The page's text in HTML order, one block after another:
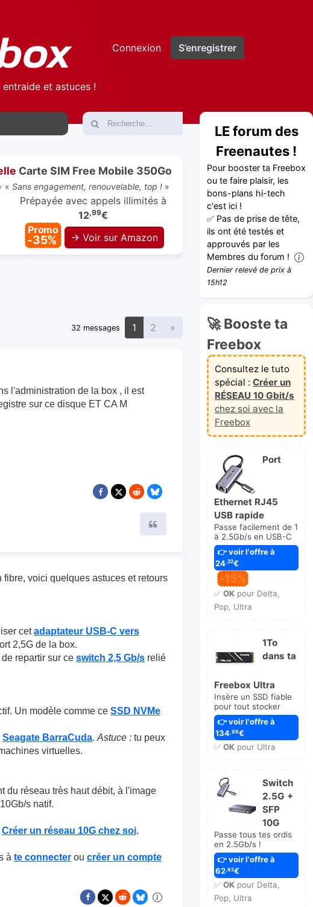
Connexion S’enregistrer
et astuces !
Carte SIM Free Mobile 350Go
« Sans engagement, renouvelable, top !»
Prépayée avec appels illimités à
12,99€
Promo
-35% → Voir sur Amazon
32 messages 1 2 » Suivante
l'administration de la box , il est
sur ce disque ET CA M
voici quelques astuces et retours
cetadaptateur USB-C vers
2,5G de la box.
repartir sur ce switch 2,5 Gb/s relié
Un modèle comme ce SSD NVMe
Seagate BarraCuda. Astuce : tu peux
virtuelles.
du réseau très haut débit, à l'image
s natif.
Créer un réseau 10G chez soi.
à te connecter ou créer un compte
LE forum des
Freenautes !
Pour booster ta Freebox
ou te faire plaisir, les
bons-plans hi-tech
c'est ici !
✅ Pas de prise de tête,
ils ont été testés et
approuvés par les
Membres du forum !
Dernier relevé de prix à
15h12
🚀 Booste ta
Freebox
Consultez le tuto
spécial : Créer un
RÉSEAU 10 Gbit/s
chez soi avec la
Freebox
Port
Ethernet RJ45
USB rapide
Passe facilement de 1
à 2.5Gb/s en USB-C
👉 voir l'offre à
24,22€
-15%
✅ OKpour Delta,
Pop, Ultra
1To
dans ta
Freebox Ultra
Insère un SSD fiable
pour tout stocker
👉 voir l'offre à
134 ,99€
✅ OKpour Ultra
Switch
2.5G +
SFP
10G
Passe tous tes ordis
en 2.5Gb/s !
👉 voir l'offre à
62,82€
✅ OKpour Delta,
Pop, Ultra